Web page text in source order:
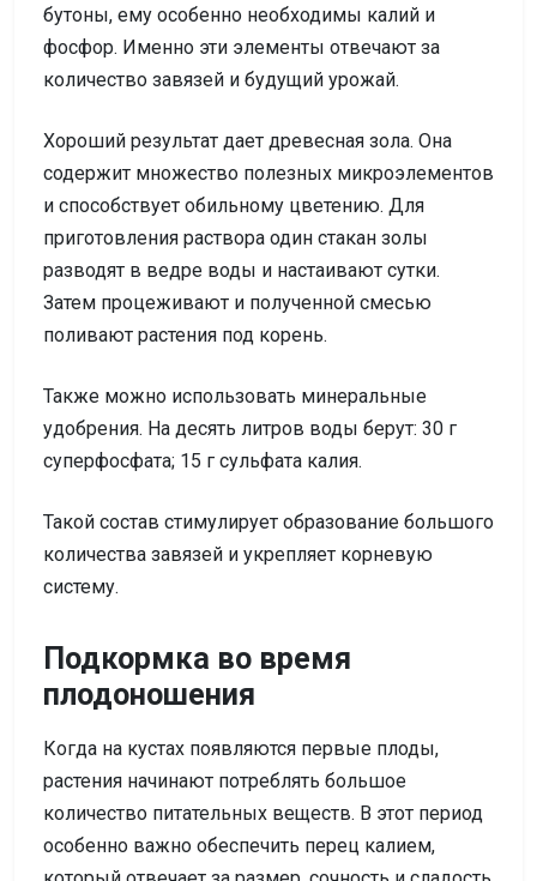
бутоны, ему особенно необходимы калий и
фосфор. Именно эти элементы отвечают за
количество завязей и будущий урожай.
Хороший результат дает древесная зола. Она
содержит множество полезных микроэлементов
и способствует обильному цветению. Для
приготовления раствора один стакан золы
разводят в ведре воды и настаивают сутки.
Затем процеживают и полученной смесью
поливают растения под корень.
Также можно использовать минеральные
удобрения. На десять литров воды берут: 30 г
суперфосфата; 15 г сульфата калия.
Такой состав стимулирует образование большого
количества завязей и укрепляет корневую
систему.
Подкормка во время
плодоношения
Когда на кустах появляются первые плоды,
растения начинают потреблять большое
количество питательных веществ. В этот период
особенно важно обеспечить перец калием,